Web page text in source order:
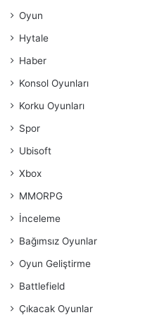
Oyun
Hytale
Haber
Konsol Oyunları
Korku Oyunları
Spor
Ubisoft
Xbox
MMORPG
İnceleme
Bağımsız Oyunlar
Oyun Geliştirme
Battlefield
Çıkacak Oyunlar